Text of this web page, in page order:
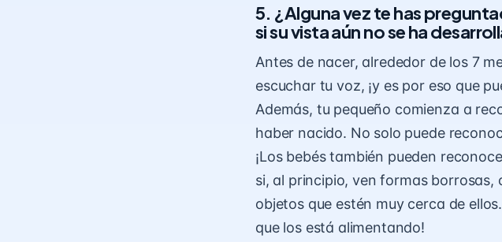
5. ¿Alguna vez te has
si su vistaaún no se ha
Antes de nacer, alrededor de los 7
escuchar tu voz, ¡y es por eso que
Además, tu pequeño comienza a
haber nacido. No solo puede
¡Los bebés también pueden
si, al principio, ven formas
objetos que estén muy cerca de
que los está alimentando!